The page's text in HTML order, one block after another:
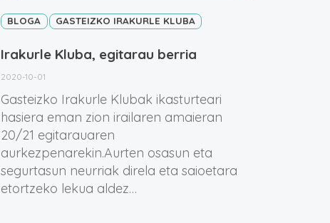
BLOGA GASTEIZKO IRAKURLE KLUBA
Irakurle Kluba, egitarau berria
2020-10-01
Gasteizko Irakurle Klubak ikasturteari
hasiera eman zion irailaren amaieran
20/21 egitarauaren
aurkezpenarekin.Aurten osasun eta
segurtasun neurriak direla eta saioetara
etortzeko lekua aldez…